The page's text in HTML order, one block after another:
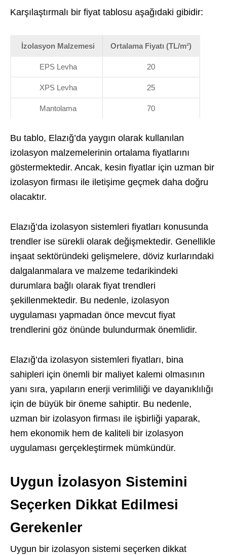
Karşılaştırmalı bir fiyat tablosu aşağıdaki gibidir:
İzolasyon Malzemesi Ortalama Fiyatı (TL/m²)
EPS Levha 20
XPS Levha 25
Mantolama 70
Bu tablo, Elazığ’da yaygın olarak kullanılan
izolasyon malzemelerinin ortalama fiyatlarını
göstermektedir. Ancak, kesin fiyatlar için uzman bir
izolasyon firması ile iletişime geçmek daha doğru
olacaktır.
Elazığ’da izolasyon sistemleri fiyatları konusunda
trendler ise sürekli olarak değişmektedir. Genellikle
inşaat sektöründeki gelişmelere, döviz kurlarındaki
dalgalanmalara ve malzeme tedarikindeki
durumlara bağlı olarak fiyat trendleri
şekillenmektedir. Bu nedenle, izolasyon
uygulaması yapmadan önce mevcut fiyat
trendlerini göz önünde bulundurmak önemlidir.
Elazığ’da izolasyon sistemleri fiyatları, bina
sahipleri için önemli bir maliyet kalemi olmasının
yanı sıra, yapıların enerji verimliliği ve dayanıklılığı
için de büyük bir öneme sahiptir. Bu nedenle,
uzman bir izolasyon firması ile işbirliği yaparak,
hem ekonomik hem de kaliteli bir izolasyon
uygulaması gerçekleştirmek mümkündür.
Uygun İzolasyon Sistemini
Seçerken Dikkat Edilmesi
Gerekenler
Uygun bir izolasyon sistemi seçerken dikkat